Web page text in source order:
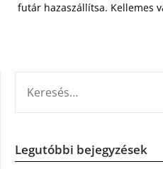
futár hazaszállítsa. Kellemes
Legutóbbi bejegyzések